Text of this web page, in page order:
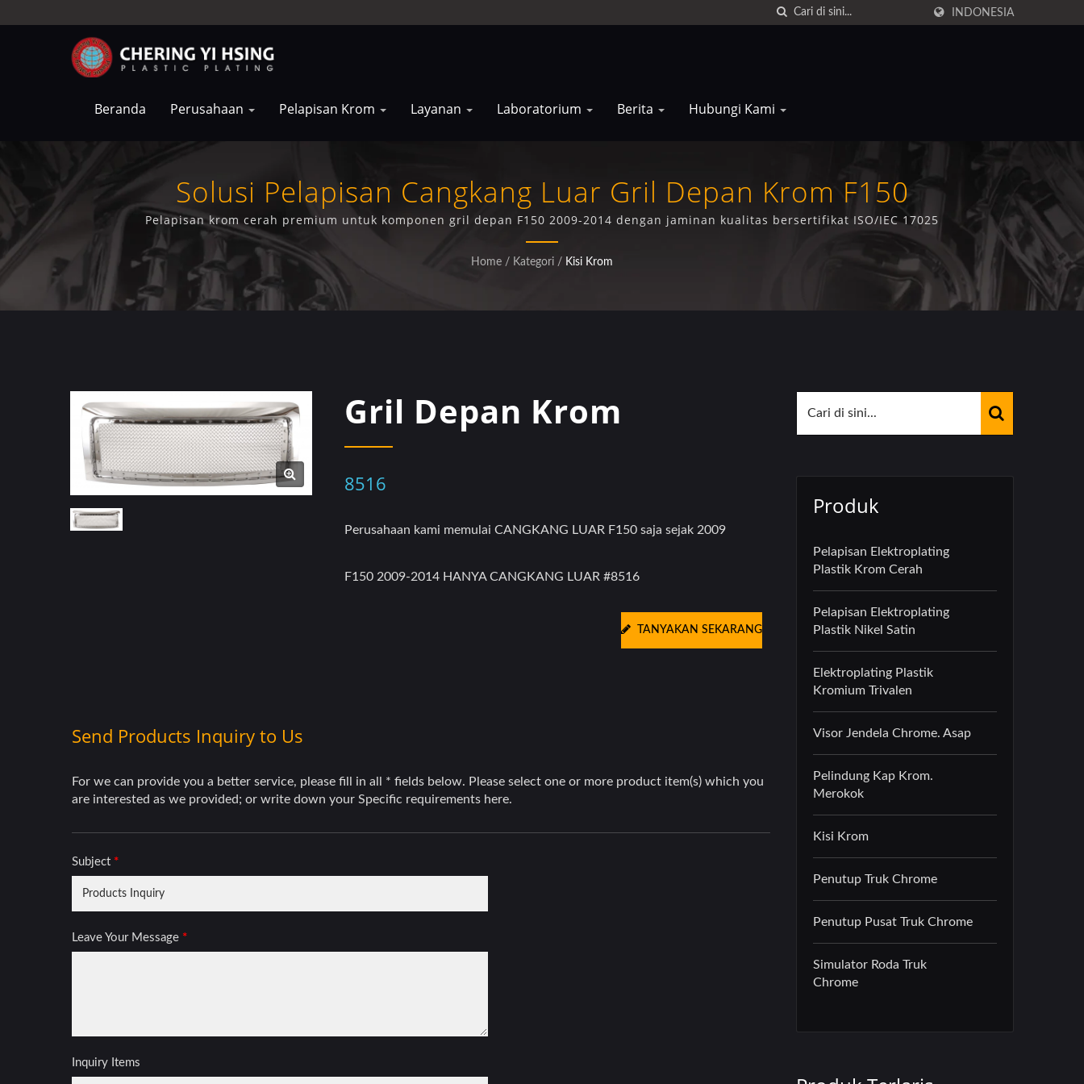
INDONESIA
Beranda Perusahaan Pelapisan Krom Layanan Laboratorium Berita Hubungi Kami
Solusi Pelapisan Cangkang Luar Gril Depan Krom F150
Pelapisan krom cerah premium untuk komponen gril depan F150 2009-2014 dengan jaminan kualitas bersertifikat ISO/IEC 17025
Home / Kategori / Kisi Krom
Gril Depan Krom
8516
Perusahaan kami memulai CANGKANG LUAR F150 saja sejak 2009
F150 2009-2014 HANYA CANGKANG LUAR #8516
TANYAKAN SEKARANG
Produk
Pelapisan Elektroplating
Plastik Krom Cerah
Pelapisan Elektroplating
Plastik Nikel Satin
Elektroplating Plastik
Kromium Trivalen
Visor Jendela Chrome. Asap
Pelindung Kap Krom.
Merokok
Kisi Krom
Penutup Truk Chrome
Penutup Pusat Truk Chrome
Simulator Roda Truk
Chrome